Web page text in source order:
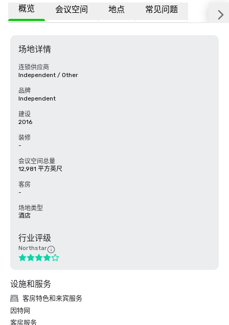
概览 会议空间 地点 常见问题
场地详情
连锁供应商
Independent / Other
品牌
Independent
建设
2016
装修
-
会议空间总量
12,981 平方英尺
客房
-
场地类型
酒店
行业评级
Northstar
设施和服务
客房特色和来宾服务
因特网
客房服务